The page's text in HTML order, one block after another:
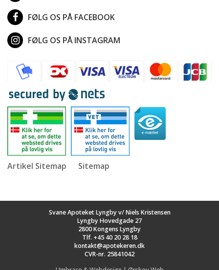
FØLG OS PÅ FACEBOOK
FØLG OS PÅ INSTAGRAM
Artikel Sitemap Sitemap
Svane Apoteket Lyngby v/ Niels Kristensen
Lyngby Hovedgade 27
2800 Kongens Lyngby
Tlf. +45 40 20 28 18
kontakt@apotekeren.dk
CVR-nr. 25841042